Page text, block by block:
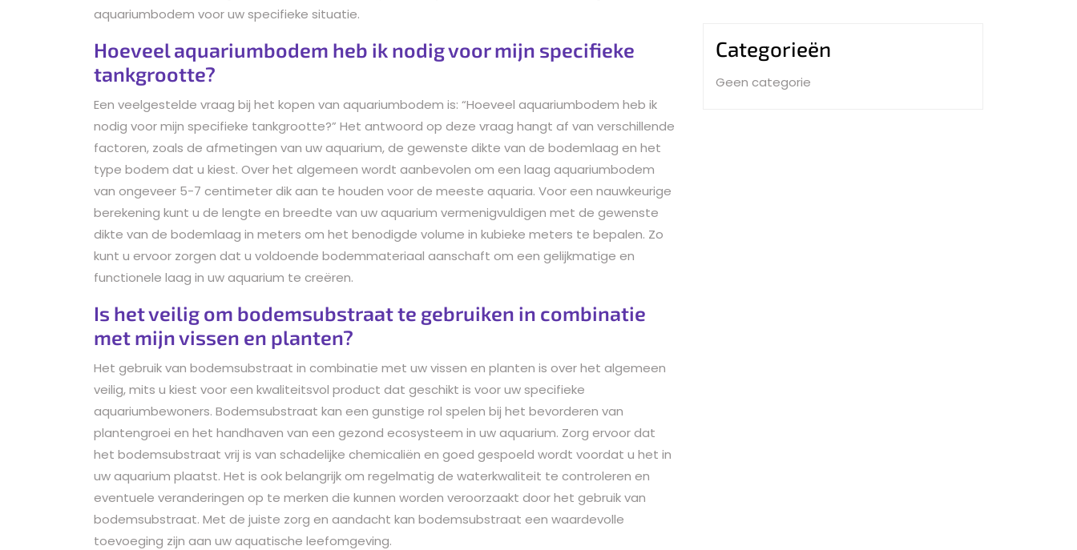
aquariumbodem voor uw specifieke situatie.
Hoeveel aquariumbodem heb ik nodig voor mijn specifieke
tankgrootte?
Een veelgestelde vraag bij het kopen van aquariumbodem is: “Hoeveel aquariumbodem heb ik
nodig voor mijn specifieke tankgrootte?” Het antwoord op deze vraag hangt af van verschillende
factoren, zoals de afmetingen van uw aquarium, de gewenste dikte van de bodemlaag en het
type bodem dat u kiest. Over het algemeen wordt aanbevolen om een laag aquariumbodem
van ongeveer 5-7 centimeter dik aan te houden voor de meeste aquaria. Voor een nauwkeurige
berekening kunt u de lengte en breedte van uw aquarium vermenigvuldigen met de gewenste
dikte van de bodemlaag in meters om het benodigde volume in kubieke meters te bepalen. Zo
kunt u ervoor zorgen dat u voldoende bodemmateriaal aanschaft om een gelijkmatige en
functionele laag in uw aquarium te creëren.
Is het veilig om bodemsubstraat te gebruiken in combinatie
met mijn vissen en planten?
Het gebruik van bodemsubstraat in combinatie met uw vissen en planten is over het algemeen
veilig, mits u kiest voor een kwaliteitsvol product dat geschikt is voor uw specifieke
aquariumbewoners. Bodemsubstraat kan een gunstige rol spelen bij het bevorderen van
plantengroei en het handhaven van een gezond ecosysteem in uw aquarium. Zorg ervoor dat
het bodemsubstraat vrij is van schadelijke chemicaliën en goed gespoeld wordt voordat u het in
uw aquarium plaatst. Het is ook belangrijk om regelmatig de waterkwaliteit te controleren en
eventuele veranderingen op te merken die kunnen worden veroorzaakt door het gebruik van
bodemsubstraat. Met de juiste zorg en aandacht kan bodemsubstraat een waardevolle
toevoeging zijn aan uw aquatische leefomgeving.
Categorieën
Geen categorie